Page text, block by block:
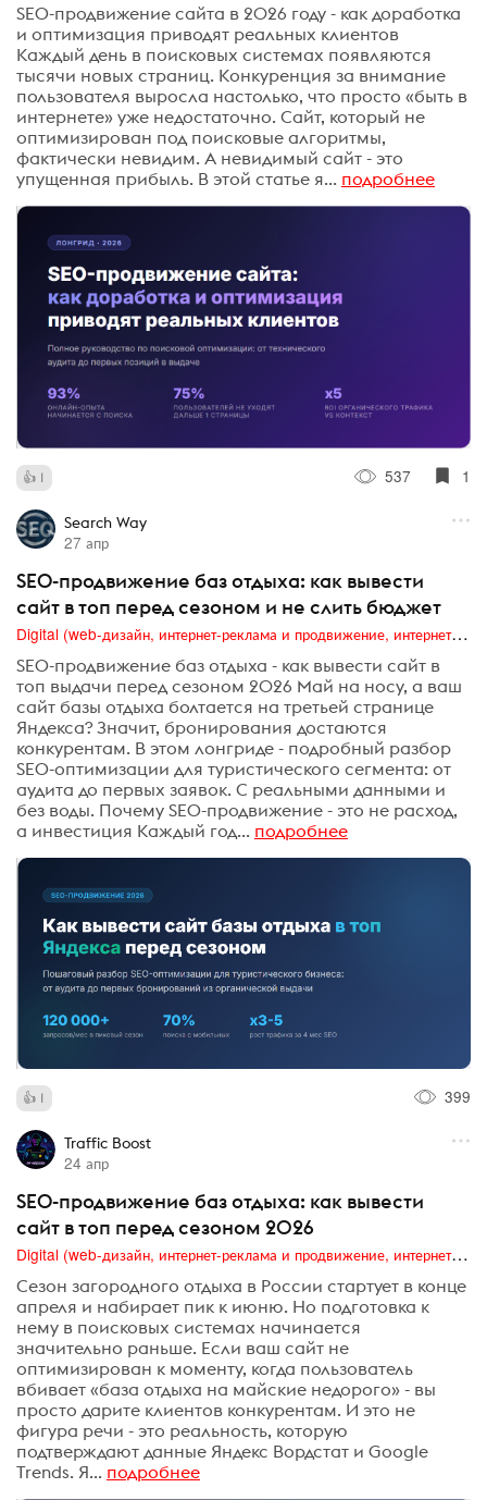
SEO-продвижение сайта в 2026 году - как доработка
и оптимизация приводят реальных клиентов
Каждый день в поисковых системах появляются
тысячи новых страниц. Конкуренция за внимание
пользователя выросла настолько, что просто «быть в
интернете» уже недостаточно. Сайт, который не
оптимизирован под поисковые алгоритмы,
фактически невидим. А невидимый сайт - это
упущенная прибыль. В этой статье я... подробнее
1 537 1
Search Way
27 апр
SEO-продвижение баз отдыха: как вывести
сайт в топ перед сезоном и не слить бюджет
Digital (web-дизайн, интернет-реклама и продвижение, интернет-сообщества и блоги, интернет-коммуникации, мобильный маркетинг, реклама на цифровых экранах)
SEO-продвижение баз отдыха - как вывести сайт в
топ выдачи перед сезоном 2026 Май на носу, а ваш
сайт базы отдыха болтается на третьей странице
Яндекса? Значит, бронирования достаются
конкурентам. В этом лонгриде - подробный разбор
SEO-оптимизации для туристического сегмента: от
аудита до первых заявок. С реальными данными и
без воды. Почему SEO-продвижение - это не расход,
а инвестиция Каждый год... подробнее
1 399
Traffic Boost
24 апр
SEO-продвижение баз отдыха: как вывести
сайт в топ перед сезоном 2026
Digital (web-дизайн, интернет-реклама и продвижение, интернет-сообщества и блоги, интернет-коммуникации, мобильный маркетинг, реклама на цифровых экранах)
Сезон загородного отдыха в России стартует в конце
апреля и набирает пик к июню. Но подготовка к
нему в поисковых системах начинается
значительно раньше. Если ваш сайт не
оптимизирован к моменту, когда пользователь
вбивает «база отдыха на майские недорого» - вы
просто дарите клиентов конкурентам. И это не
фигура речи - это реальность, которую
подтверждают данные Яндекс Вордстат и Google
Trends. Я... подробнее